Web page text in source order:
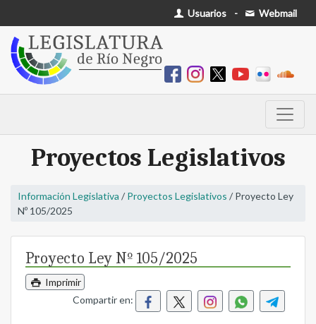
Usuarios - Webmail
Proyectos Legislativos
Información Legislativa / Proyectos Legislativos / Proyecto Ley
Nº 105/2025
Proyecto Ley Nº 105/2025
Imprimir
Compartir en: